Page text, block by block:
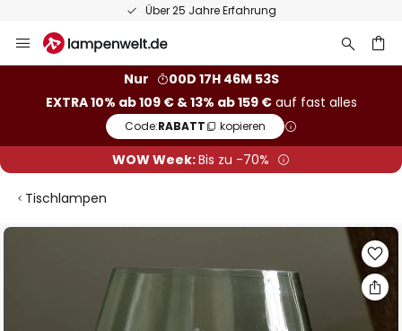
Über 25 Jahre Erfahrung
Inhalt
Nur
00D 17H 46M 52S
EXTRA 10% ab 109 € & 13% ab 159 €auf fast alles
Code:RABATT kopieren
WOW Week:Bis zu -70%
Tischlampen
Zum